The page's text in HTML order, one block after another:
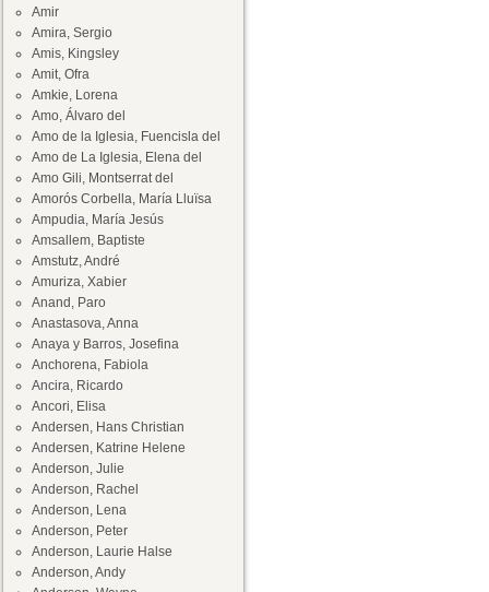
Amir
Amira, Sergio
Amis, Kingsley
Amit, Ofra
Amkie, Lorena
Amo, Álvaro del
Amo de la Iglesia, Fuencisla del
Amo de La Iglesia, Elena del
Amo Gili, Montserrat del
Amorós Corbella, María Lluïsa
Ampudia, María Jesús
Amsallem, Baptiste
Amstutz, André
Amuriza, Xabier
Anand, Paro
Anastasova, Anna
Anaya y Barros, Josefina
Anchorena, Fabiola
Ancira, Ricardo
Ancori, Elisa
Andersen, Hans Christian
Andersen, Katrine Helene
Anderson, Julie
Anderson, Rachel
Anderson, Lena
Anderson, Peter
Anderson, Laurie Halse
Anderson, Andy